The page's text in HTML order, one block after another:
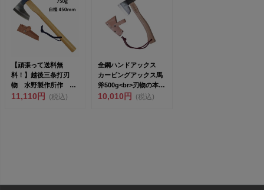
【頑張って送料無
料！】越後三条打刃
物 水野製作所作 割
込仮枠鉞（まさかり）
11,110円 (税込)
全鋼ハンドアックス
カービングアックス馬
斧500g<br>刃物の本場
三条...
10,010円 (税込)